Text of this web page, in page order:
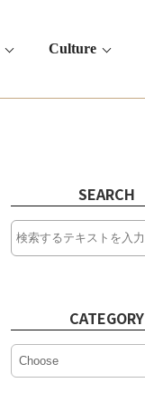
Culture
SEARCH
CATEGORY